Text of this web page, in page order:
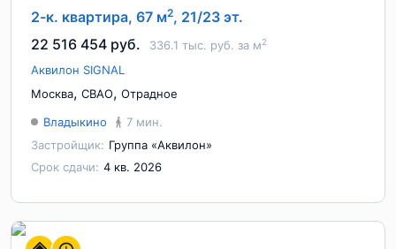
2-к. квартира, 67 м2, 21/23 эт.
22 516 454 руб.
336.1 тыс. руб. за м2
Аквилон SIGNAL
Москва, СВАО, Отрадное
Владыкино
7 мин.
Застройщик: Группа «Аквилон»
Срок сдачи: 4 кв. 2026